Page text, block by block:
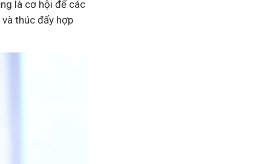
là cơ hội để các
thúc đẩy hợp